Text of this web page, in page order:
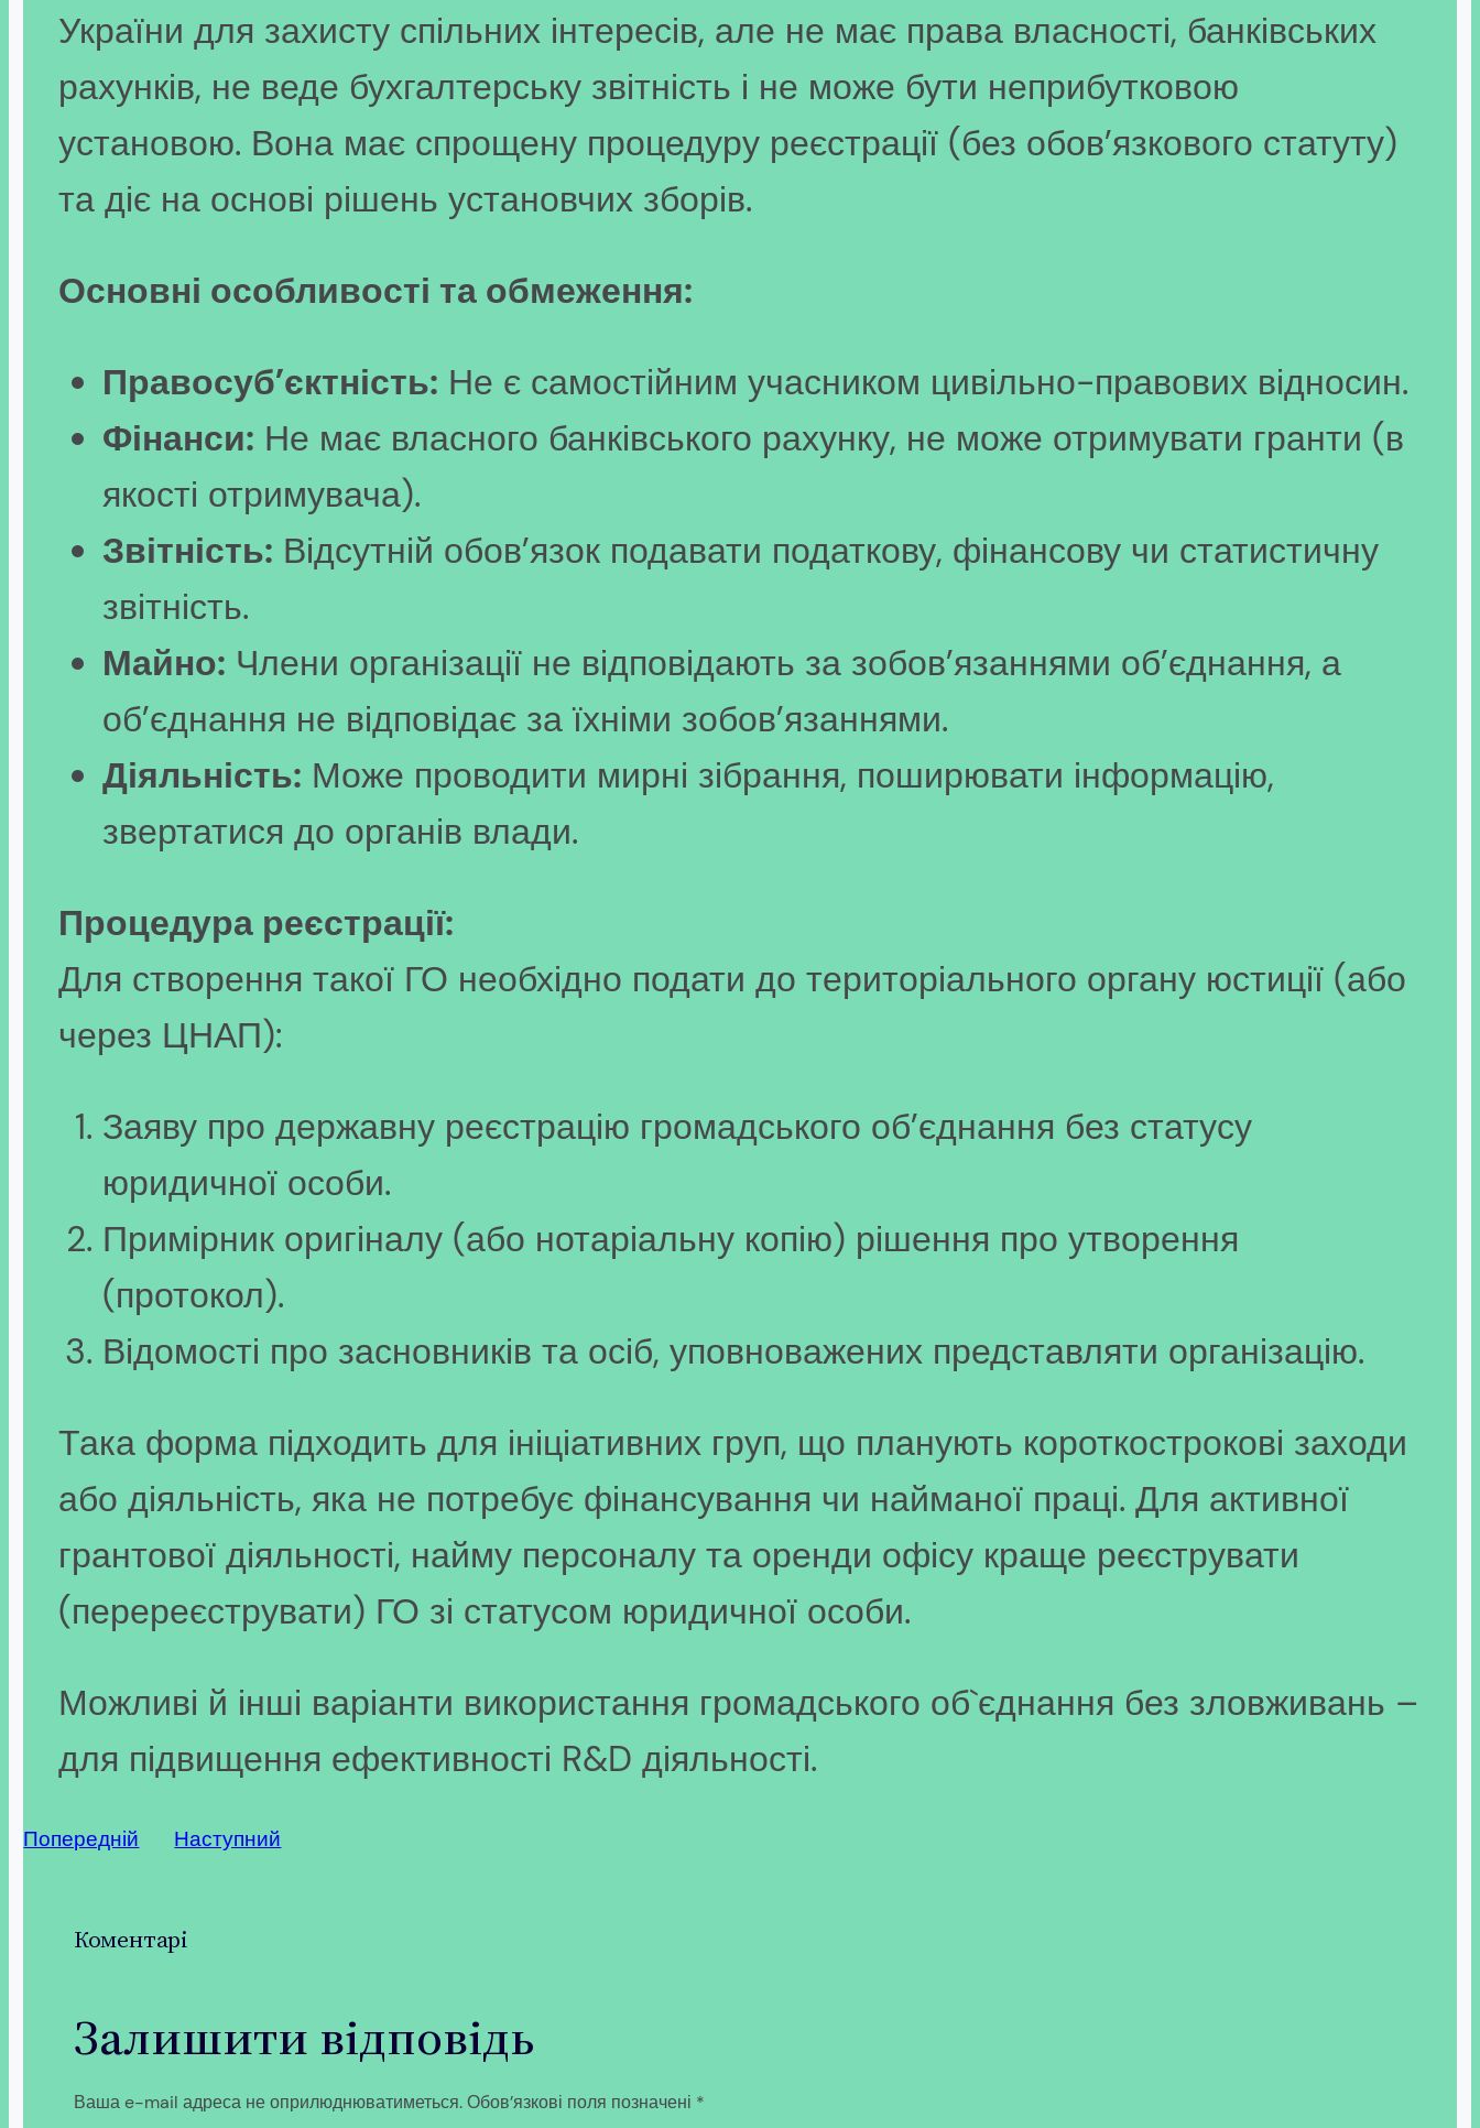
України для захисту спільних інтересів, але не має права власності, банківських
рахунків, не веде бухгалтерську звітність і не може бути неприбутковою
установою. Вона має спрощену процедуру реєстрації (без обов’язкового статуту)
та діє на основі рішень установчих зборів.
Основні особливості та обмеження:
Правосуб’єктність: Не є самостійним учасником цивільно-правових відносин.
Фінанси: Не має власного банківського рахунку, не може отримувати гранти (в
якості отримувача).
Звітність: Відсутній обов’язок подавати податкову, фінансову чи статистичну
звітність.
Майно: Члени організації не відповідають за зобов’язаннями об’єднання, а
об’єднання не відповідає за їхніми зобов’язаннями.
Діяльність: Може проводити мирні зібрання, поширювати інформацію,
звертатися до органів влади.
Процедура реєстрації:
Для створення такої ГО необхідно подати до територіального органу юстиції (або
через ЦНАП):
Заяву про державну реєстрацію громадського об’єднання без статусу
юридичної особи.
Примірник оригіналу (або нотаріальну копію) рішення про утворення
(протокол).
Відомості про засновників та осіб, уповноважених представляти організацію.
Така форма підходить для ініціативних груп, що планують короткострокові заходи
або діяльність, яка не потребує фінансування чи найманої праці. Для активної
грантової діяльності, найму персоналу та оренди офісу краще реєструвати
(перереєструвати) ГО зі статусом юридичної особи.
Можливі й інші варіанти використання громадського об`єднання без зловживань –
для підвищення ефективності R&D діяльності.
Попередній Наступний
Коментарі
Залишити відповідь
Ваша e-mail адреса не оприлюднюватиметься.Обов’язкові поля позначені *